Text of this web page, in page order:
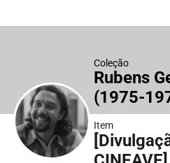
Coleção
Rubens
(1975-
Item